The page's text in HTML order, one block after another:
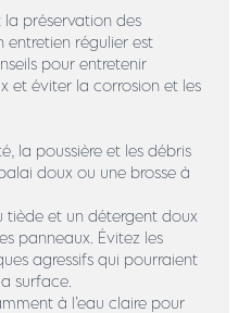
la préservation des
entretien régulier est
pour entretenir
et éviter la corrosion et les
la poussière et les débris
doux ou une brosse à
tiède et un détergent doux
panneaux. Évitez les
agressifs qui pourraient
surface.
à l’eau claire pour